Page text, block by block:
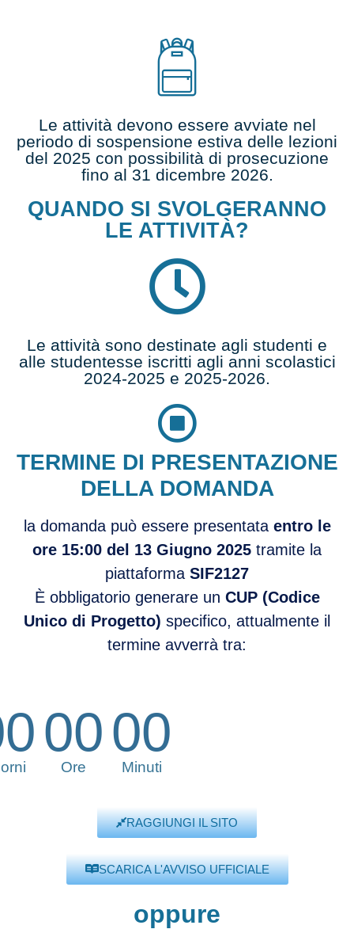
Le attività devono essere avviate nel
periodo di sospensione estiva delle lezioni
del 2025 con possibilità di prosecuzione
fino al 31 dicembre 2026.
QUANDO SI SVOLGERANNO
LE ATTIVITÀ?
Le attività sono destinate agli studenti e
alle studentesse iscritti agli anni scolastici
2024-2025 e 2025-2026.
TERMINE DI PRESENTAZIONE
DELLA DOMANDA
la domanda può essere presentata entro le
ore 15:00 del 13 Giugno 2025 tramite la
piattaforma SIF2127
È obbligatorio generare un CUP (Codice
Unico di Progetto) specifico, attualmente il
termine avverrà tra:
00
Ore
00
Minuti
RAGGIUNGI IL SITO
SCARICA L'AVVISO UFFICIALE
oppure